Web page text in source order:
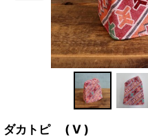
ダカトピ ( V )